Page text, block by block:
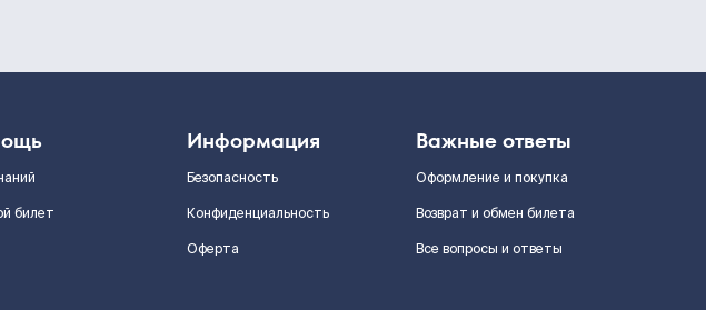
билет
Информация
Безопасность
Конфиденциальность
Оферта
Важные ответы
Оформление и покупка
Возврат и обмен билета
Все вопросы и ответы